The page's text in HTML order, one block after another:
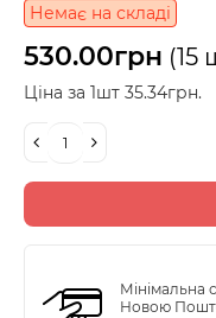
Немає на складі
530.00грн (15
Ціна за 1шт 35.34грн.
Мінімальна
Новою